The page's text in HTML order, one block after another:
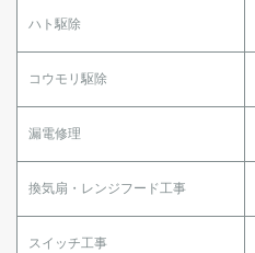
ハト駆除
コウモリ駆除
漏電修理
換気扇・レンジフード工事
スイッチ工事